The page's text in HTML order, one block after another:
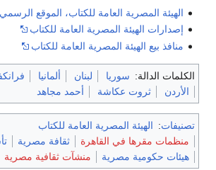
الهيئة المصرية العامة للكتاب، الموقع الرسمي
إصدارات الهيئة المصرية العامة للكتاب
منافذ بيع الهيئة المصرية العامة للكتاب
الكلمات الدالة: سوريا لبنان ألمانيا
الأردن
ثروت عكاشة أحمد مجاهد
تصنيفات: الهيئة المصرية العامة للكتاب
منظمات مقرها في القاهرة
ثقافة مصرية
هيئات حكومية مصرية
منشآت ثقافية مصرية